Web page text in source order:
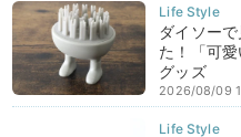
ダイソー
た！「可
グッズ
2026/08/09